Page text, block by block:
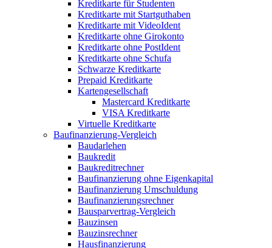
Kreditkarte für Studenten
Kreditkarte mit Startguthaben
Kreditkarte mit VideoIdent
Kreditkarte ohne Girokonto
Kreditkarte ohne PostIdent
Kreditkarte ohne Schufa
Schwarze Kreditkarte
Prepaid Kreditkarte
Kartengesellschaft
Mastercard Kreditkarte
VISA Kreditkarte
Virtuelle Kreditkarte
Baufinanzierung-Vergleich
Baudarlehen
Baukredit
Baukreditrechner
Baufinanzierung ohne Eigenkapital
Baufinanzierung Umschuldung
Baufinanzierungsrechner
Bausparvertrag-Vergleich
Bauzinsen
Bauzinsrechner
Hausfinanzierung